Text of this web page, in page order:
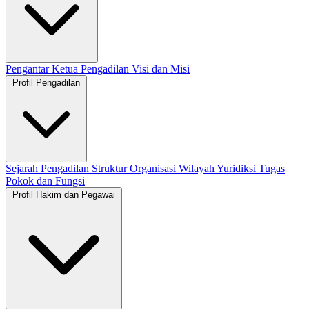
Pengantar Ketua Pengadilan Visi dan Misi
Profil Pengadilan
Sejarah Pengadilan Struktur Organisasi Wilayah Yuridiksi Tugas
Pokok dan Fungsi
Profil Hakim dan Pegawai